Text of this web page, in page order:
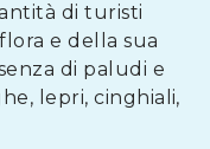
di turisti
e della sua
di paludi e
lepri, cinghiali,